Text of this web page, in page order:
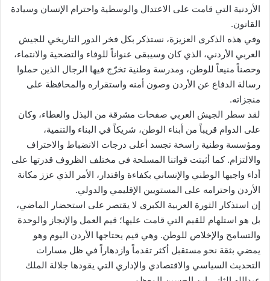
الأردنية التي قامت على الاعتدال والوسطية واحترام الإنسان وسيادة
القانون.
وفي هذه الذكرى العزيزة، نستذكر بكل فخر الدور التاريخي للجيش
العربي الأردني، الذي كان وسيبقى عنواناً للوفاء والتضحية والانتماء،
وحصناً منيعاً للوطن، ومدرسة وطنية تخرّج فيها الرجال الذين حملوا
رسالة الدفاع عن الأردن وصون أمنه واستقراره والمحافظة على
منجزاته.
لقد سطر الجيش العربي صفحات مشرقة من البذل والعطاء، وكان
على الدوام قريباً من أبناء الوطن، شريكاً في البناء والتنمية،
ومؤسسة وطنية راسخة تجسد أعلى درجات الانضباط والاحتراف
والالتزام. كما أثبتت قواتنا المسلحة في مختلف الظروف قدرتها على
أداء واجبها الوطني والإنساني بكفاءة واقتدار، الأمر الذي عزز مكانة
الأردن واحترامه على المستويين الإقليمي والدولي.
إن استذكار الثورة العربية الكبرى لا يقتصر على استحضار الماضي،
بل هو استلهام للقيم التي قامت عليها؛ قيم العمل والإنجاز والوحدة
والتسامح والإخلاص للوطن. وهي قيم يحتاجها الأردن اليوم وهو
يمضي بثقة نحو مستقبل أكثر تقدماً وازدهاراً في ظل مسارات
التحديث السياسي والاقتصادي والإداري التي يقودها جلالة الملك